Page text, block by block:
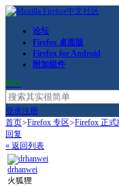
论坛
Firefox 桌面版
Firefox for Android
附加组件
RSS
登录注册
首页>Firefox 专区>Firefox 正
回复
« 返回列表
drhanwei
火狐狸